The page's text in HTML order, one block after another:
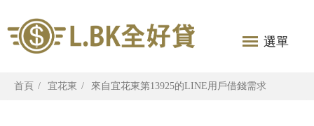
選單
首頁 宜花東 來自宜花東第13925的LINE用戶借錢需求